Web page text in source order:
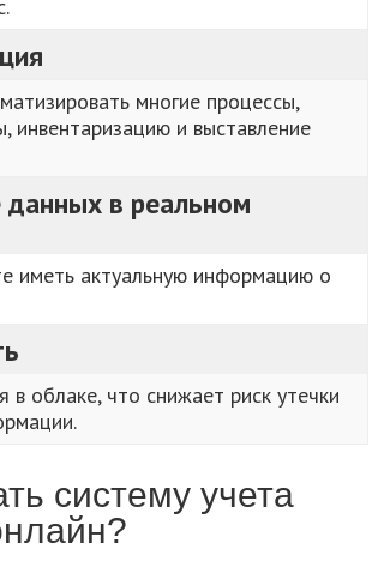
многие процессы,
инвентаризацию и выставление
в реальном
иметь актуальную информацию о
в облаке, что снижает риск утечки
систему учета